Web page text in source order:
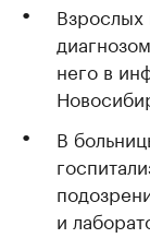
Взрослых
него в
В
и